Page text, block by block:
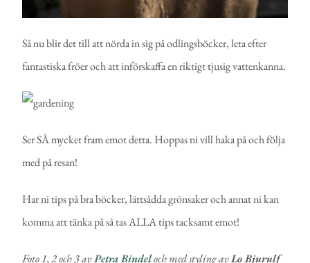
Så nu blir det till att nörda in sig på odlingsböcker, leta efter
fantastiska fröer och att införskaffa en riktigt tjusig vattenkanna.
Ser SÅ mycket fram emot detta. Hoppas ni vill haka på och följa
med på resan!
Har ni tips på bra böcker, lättsådda grönsaker och annat ni kan
komma att tänka på så tas ALLA tips tacksamt emot!
Foto 1, 2 och 3 avPetra Bindeloch med styling avLo Bjurulf